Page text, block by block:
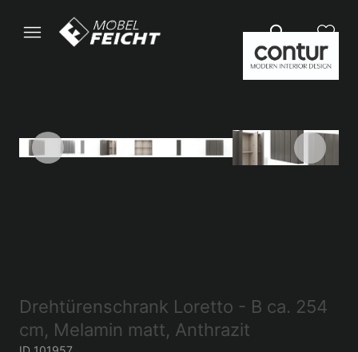
Drehtürenschrank Loretto - B ca. 254
cm, Melamin matt, Anthrazit